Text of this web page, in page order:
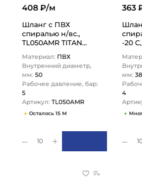
408 ₽/м
Шланг с ПВХ
спиралью н/вс.,
TL050AMR TITAN
Материал: ПВХ
Внутренний диаметр,
мм: 50
Рабочее давление, бар:
5
Артикул: TL050AMR
Осталось 15 М
10
363
спиралью
-20
LOCK
мм: 38
4